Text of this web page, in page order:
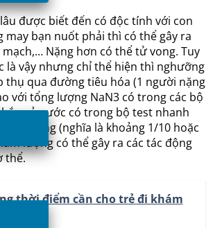
được biết đến có độc tính với con
may bạn nuốt phải thì có thể gây ra
mạch,… Nặng hơn có thể tử vong. Tuy
là vậy nhưng chỉ thể hiện thì nghưỡng
thụ qua đường tiêu hóa (1 người nặng
với tổng lượng NaN3 có trong các bộ
cả nước có trong bộ test nhanh
0,08 mg (nghĩa là khoảng 1/10 hoặc
lượng có thể gây ra các tác động
thể.
thời điểm cần cho trẻ đi khám